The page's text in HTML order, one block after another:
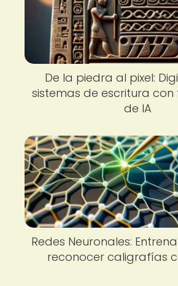
De la piedra al pixel:
sistemas de escritura
de IA
Redes Neuronales:
reconocer caligrafías